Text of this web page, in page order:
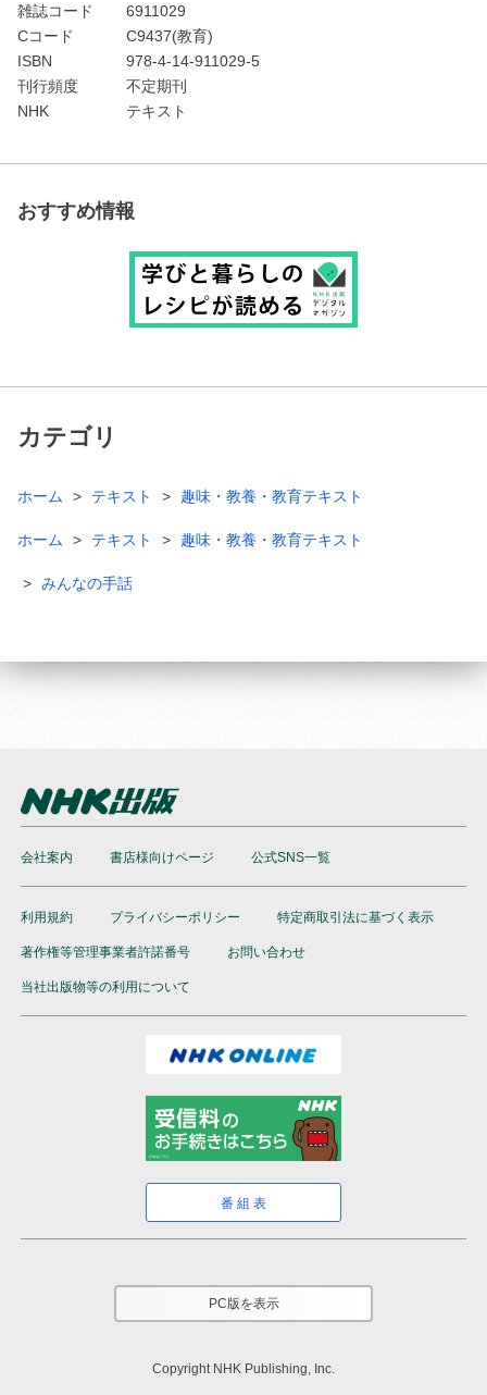
雑誌コード
6911029
Cコード
C9437(教育)
ISBN
978-4-14-911029-5
刊行頻度
不定期刊
NHK
テキスト
おすすめ情報
カテゴリ
ホーム テキスト 趣味・教養・教育テキスト
ホーム テキスト 趣味・教養・教育テキスト
みんなの手話
会社案内 書店様向けページ 公式SNS一覧
利用規約 プライバシーポリシー 特定商取引法に基づく表示
著作権等管理事業者許諾番号 お問い合わせ
当社出版物等の利用について
番組表
PC版を表示
Copyright NHK Publishing, Inc.